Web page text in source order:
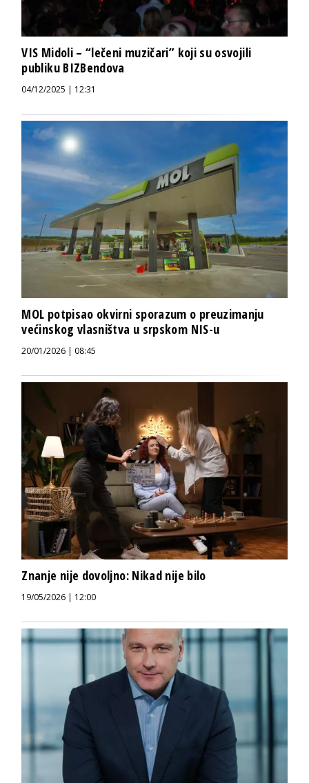
VIS Midoli – “lečeni muzičari” koji su osvojili
publiku BIZBendova
04/12/2025 | 12:31
MOL potpisao okvirni sporazum o preuzimanju
većinskog vlasništva u srpskom NIS-u
20/01/2026 | 08:45
Znanje nije dovoljno: Nikad nije bilo
19/05/2026 | 12:00